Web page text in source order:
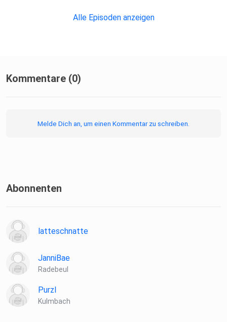
Alle Episoden anzeigen
Kommentare (0)
Melde Dich an, um einen Kommentar zu schreiben.
Abonnenten
latteschnatte
JanniBae
Radebeul
Purzl
Kulmbach